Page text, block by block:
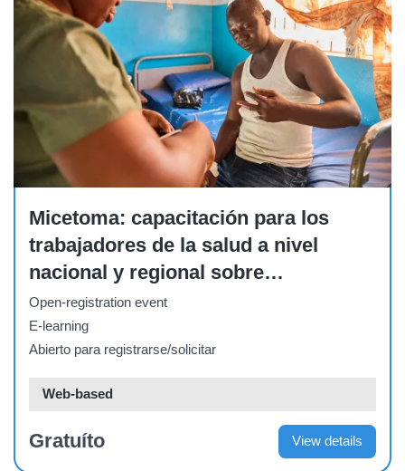
Micetoma: capacitación para los
trabajadores de la salud a nivel
nacional y regional sobre
enfermedades cutáneas tropicales
desatendidas
Open-registration event
E-learning
Abierto para registrarse/solicitar
Web-based
Gratuíto View details